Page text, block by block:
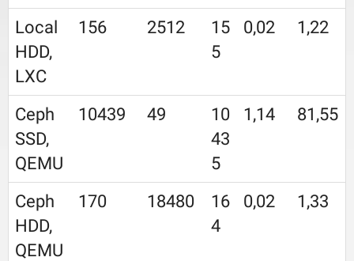
Local
HDD,
LXC
156 2512
15
5
0,02 1,22
Ceph
SSD,
QEMU
10439 49
10
43
5
1,14 81,55
Ceph
HDD,
QEMU
170 18480
16
4
0,02 1,33